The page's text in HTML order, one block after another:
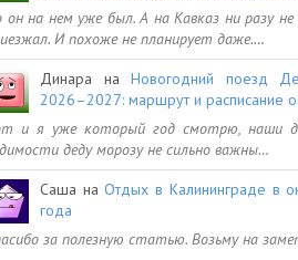
он на нем уже был. А на Кавказ ни разу
И похоже не планирует даже.…
Динара наНовогодний поезд
2026–2027: маршрут и расписание
и я уже который год смотрю, наши
деду морозу не сильно важны…
Саша наОтдых в Калининграде в
года
за полезную статью. Возьму на